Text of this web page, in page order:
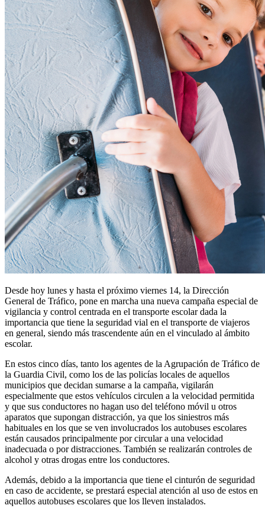
Desde hoy lunes y hasta el próximo viernes 14, la Dirección
General de Tráfico, pone en marcha una nueva campaña especial de
vigilancia y control centrada en el transporte escolar dada la
importancia que tiene la seguridad vial en el transporte de viajeros
en general, siendo más trascendente aún en el vinculado al ámbito
escolar.
En estos cinco días, tanto los agentes de la Agrupación de Tráfico de
la Guardia Civil, como los de las policías locales de aquellos
municipios que decidan sumarse a la campaña, vigilarán
especialmente que estos vehículos circulen a la velocidad permitida
y que sus conductores no hagan uso del teléfono móvil u otros
aparatos que supongan distracción, ya que los siniestros más
habituales en los que se ven involucrados los autobuses escolares
están causados principalmente por circular a una velocidad
inadecuada o por distracciones. También se realizarán controles de
alcohol y otras drogas entre los conductores.
Además, debido a la importancia que tiene el cinturón de seguridad
en caso de accidente, se prestará especial atención al uso de estos en
aquellos autobuses escolares que los lleven instalados.